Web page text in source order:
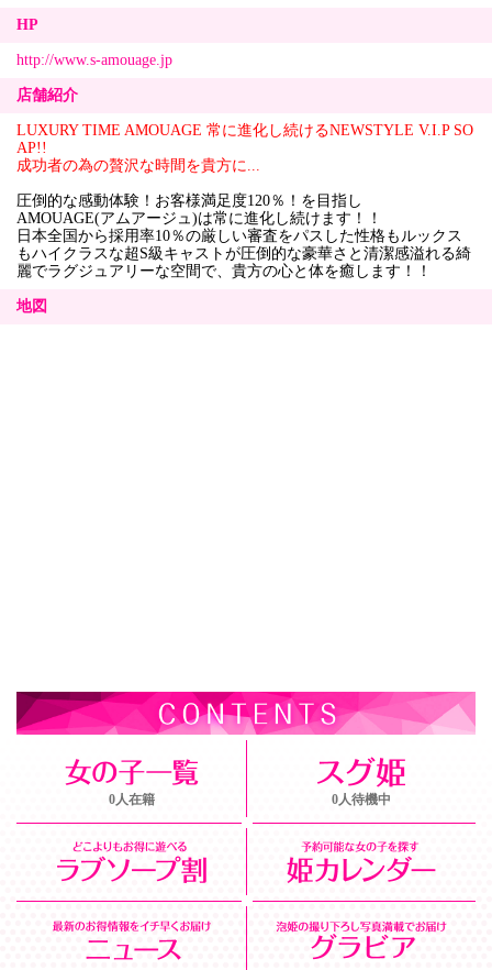
HP
http://www.s-amouage.jp
店舗紹介
LUXURY TIME AMOUAGE 常に進化し続けるNEWSTYLE V.I.P SO
AP!!
成功者の為の贅沢な時間を貴方に...
圧倒的な感動体験！お客様満足度120％！を目指し
AMOUAGE(アムアージュ)は常に進化し続けます！！
日本全国から採用率10％の厳しい審査をパスした性格もルックス
もハイクラスな超S級キャストが圧倒的な豪華さと清潔感溢れる綺
麗でラグジュアリーな空間で、貴方の心と体を癒します！！
地図
0人在籍 0人待機中